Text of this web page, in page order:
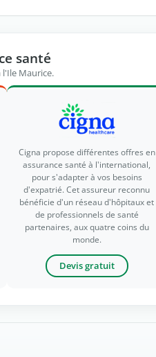
santé
Maurice.
Cigna propose différentes offres en
assurance santé à l'international,
pour s'adapter à vos besoins
d'expatrié. Cet assureur reconnu
bénéficie d'un réseau d'hôpitaux et
de professionnels de santé
partenaires, aux quatre coins du
monde.
Devis gratuit